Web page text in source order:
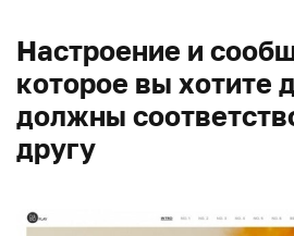
Настроение и
которое вы хотите
должны
другу